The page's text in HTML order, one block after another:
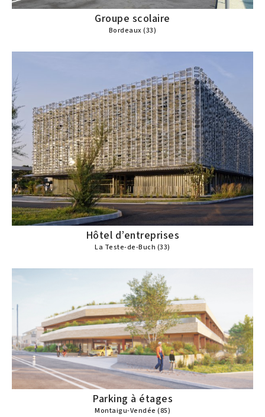
Groupe scolaire
Bordeaux (33)
Hôtel d’entreprises
La Teste-de-Buch (33)
Parking à étages
Montaigu-Vendée (85)